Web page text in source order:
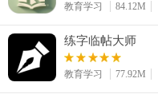
教育学习 84.12M
练字临帖大师
教育学习 77.92M